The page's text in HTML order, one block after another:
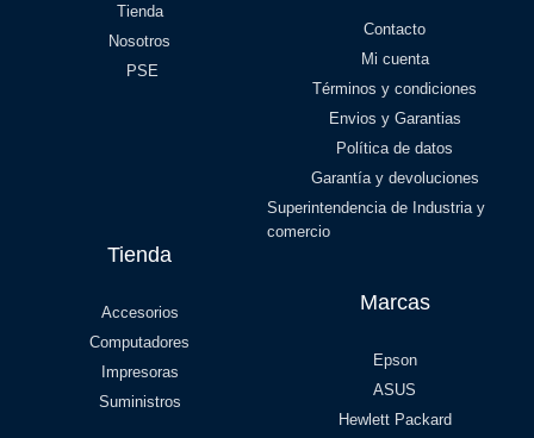
Tienda
Nosotros
PSE
Contacto
Mi cuenta
Términos y condiciones
Envios y Garantias
Política de datos
Garantía y devoluciones
Superintendencia de Industria y
comercio
Tienda
Accesorios
Computadores
Impresoras
Suministros
Marcas
Epson
ASUS
Hewlett Packard